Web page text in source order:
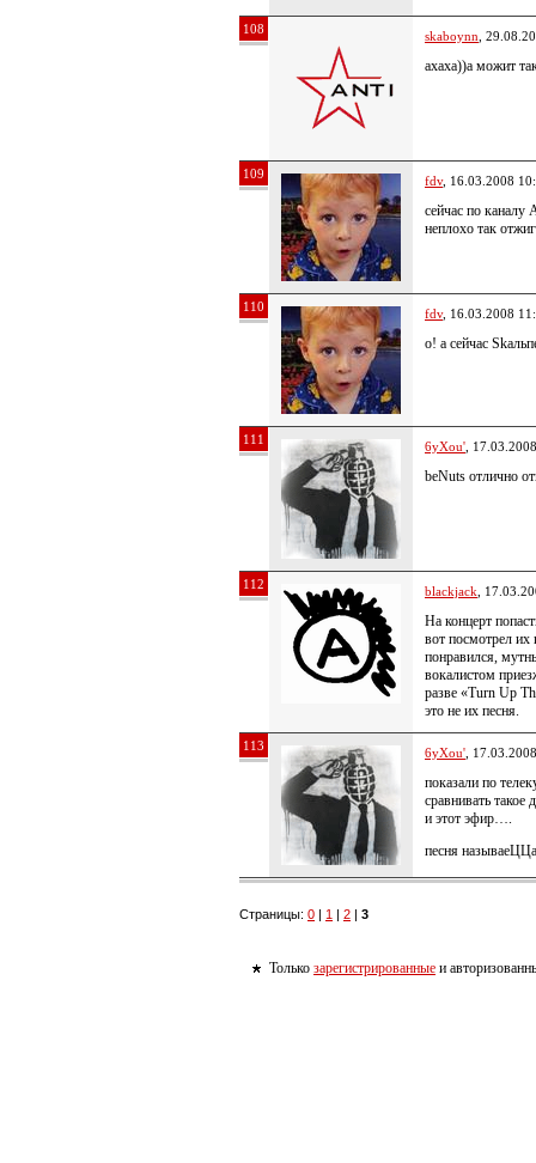
108 skaboynn ,
ахаха))а можит
109 fdv, 16.03.2008
сейчас по каналу
неплохо так
110 fdv, 16.03.2008
о! а сейчас
111 6yXou' ,
beNuts отлично
112 blackjack ,
На концерт
вот посмотрел их
понравился,
вокалистом
разве «Turn Up
это не их песня.
113 6yXou' ,
показали по
сравнивать
и этот эфир….
песня
Страницы: 0 | 1 | 2 | 3
Только зарегистрированные и